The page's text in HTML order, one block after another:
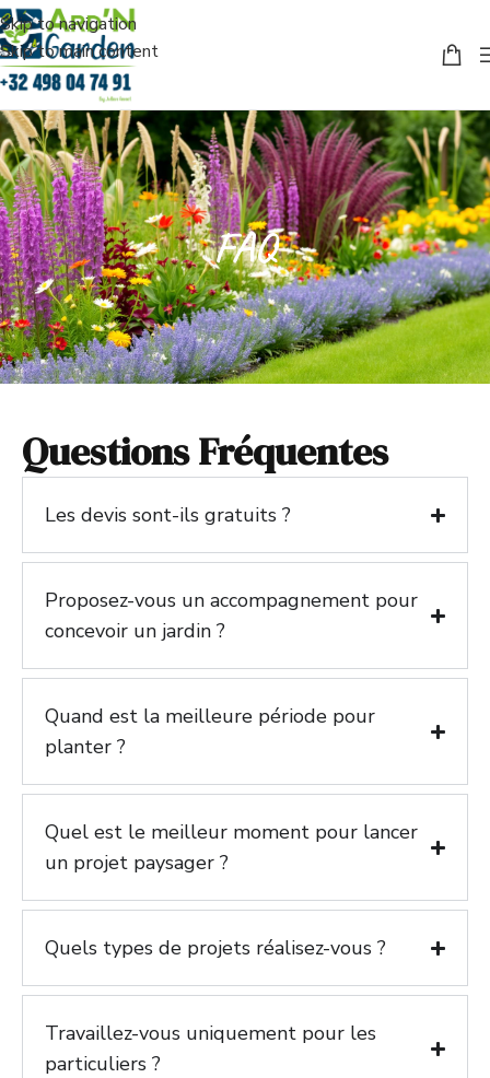
Skip to navigation
Skip to main content
FAQ
Questions Fréquentes
Les devis sont-ils gratuits ?
Proposez-vous un accompagnement pour
concevoir un jardin ?
Quand est la meilleure période pour
planter ?
Quel est le meilleur moment pour lancer
un projet paysager ?
Quels types de projets réalisez-vous ?
Travaillez-vous uniquement pour les
particuliers ?